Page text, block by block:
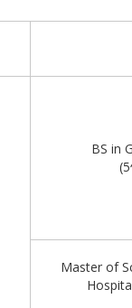
BS in
Master of